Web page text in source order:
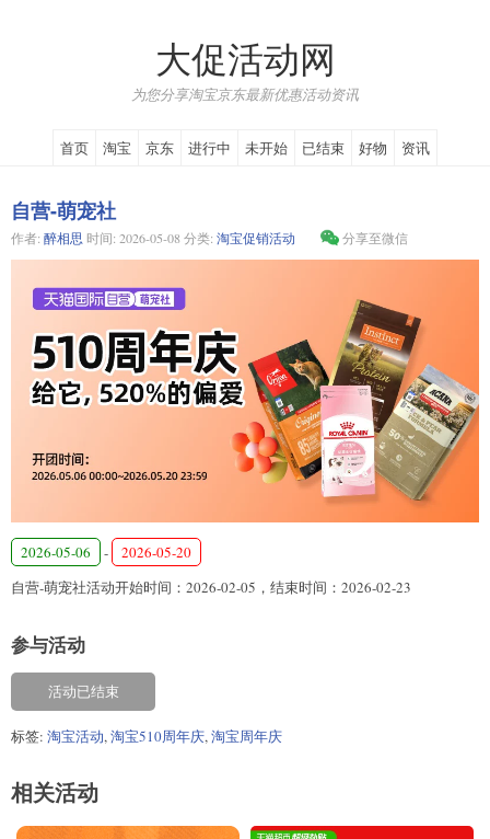
大促活动网
为您分享淘宝京东最新优惠活动资讯
首页 淘宝 京东 进行中 未开始 已结束 好物 资讯
自营-萌宠社
作者: 醉相思 时间: 2026-05-08 分类: 淘宝促销活动 分享至微信
2026-05-06 -
2026-05-20
自营-萌宠社活动开始时间：2026-02-05，结束时间：2026-02-23
参与活动
活动已结束
标签: 淘宝活动,淘宝510周年庆,淘宝周年庆
相关活动